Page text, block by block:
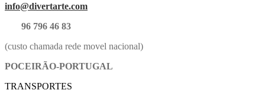
info@divertarte.com
96 796 46 83
(custo chamada rede movel nacional)
POCEIRÃO-PORTUGAL
TRANSPORTES